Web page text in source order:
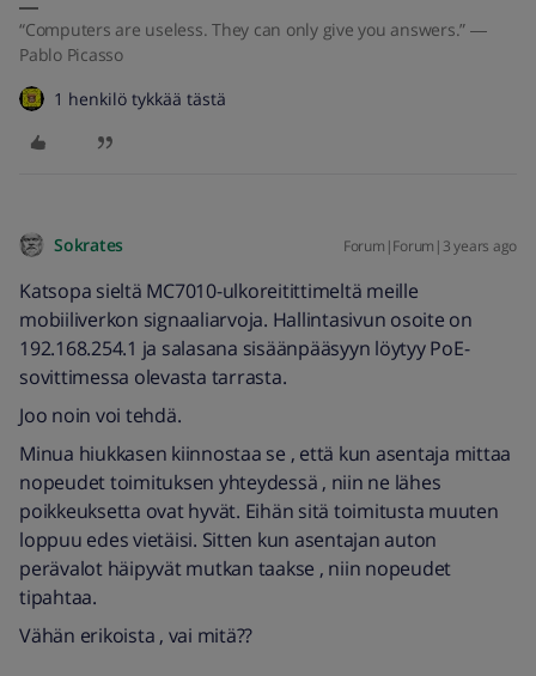
“Computers are useless. They can only give you answers.” ―
Pablo Picasso
1 henkilö tykkää tästä
Sokrates Forum|Forum|3 years ago
Katsopa sieltä MC7010-ulkoreitittimeltä meille
mobiiliverkon signaaliarvoja. Hallintasivun osoite on
192.168.254.1 ja salasana sisäänpääsyyn löytyy PoE-
sovittimessa olevasta tarrasta.
Joo noin voi tehdä.
Minua hiukkasen kiinnostaa se , että kun asentaja mittaa
nopeudet toimituksen yhteydessä , niin ne lähes
poikkeuksetta ovat hyvät. Eihän sitä toimitusta muuten
loppuu edes vietäisi. Sitten kun asentajan auton
perävalot häipyvät mutkan taakse , niin nopeudet
tipahtaa.
Vähän erikoista , vai mitä??